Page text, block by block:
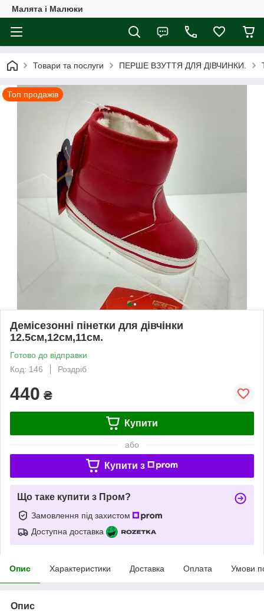
Малята і Малюки
Товари та послуги ПЕРШЕ ВЗУТТЯ ДЛЯ ДІВЧИНКИ.
Топ продажів
Демісезонні пінетки для дівчінки
12.5см,12см,11см.
Готово до відправки
Код: 146
Роздріб
440 ₴
Купити
або
Купити з
Що таке купити з Пром?
Замовлення під захистом
Доступна доставка
Опис Характеристики Доставка Оплата Умови
Опис